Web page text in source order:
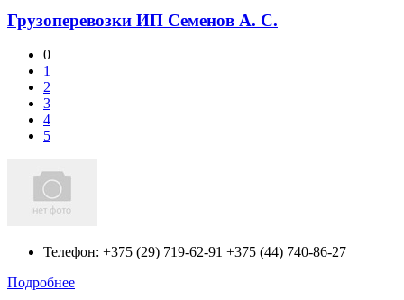
Грузоперевозки ИП Семенов А. С.
0
1
2
3
4
5
Телефон: +375 (29) 719-62-91 +375 (44) 740-86-27
Подробнее